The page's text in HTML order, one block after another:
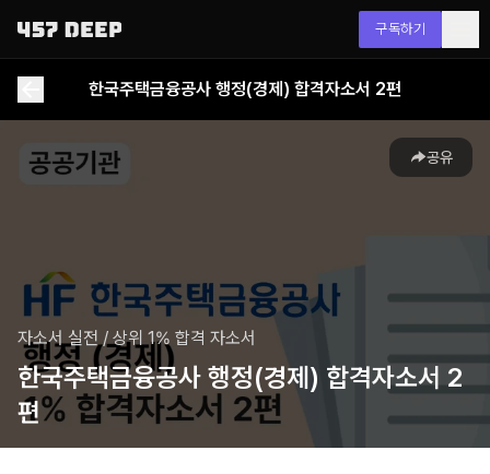
구독하기
한국주택금융공사 행정(경제) 합격자소서 2편
공유
자소서 실전 / 상위 1% 합격 자소서
한국주택금융공사 행정(경제) 합격자소서 2
편